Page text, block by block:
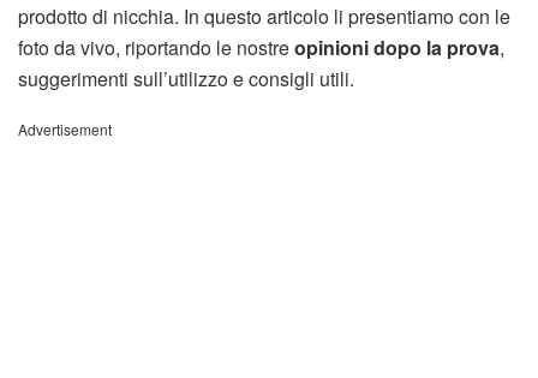
prodotto di nicchia. In questo articolo li presentiamo con le
foto da vivo, riportando le nostreopinioni dopo la prova,
suggerimenti sull’utilizzo e consigli utili.
Advertisement